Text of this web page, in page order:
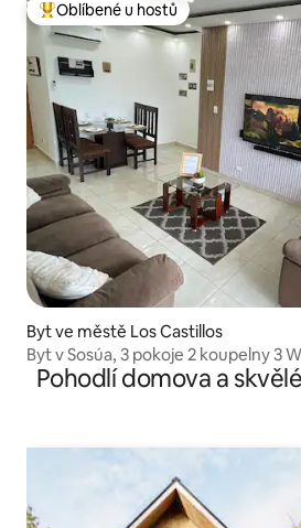
Nejlepší v kategorii Oblíbené u hostů
Oblíbené u hostů
Byt ve městě Los Castillos
Byt v Sosúa, 3 pokoje 2 koupelny 3
Pohodlí domova a